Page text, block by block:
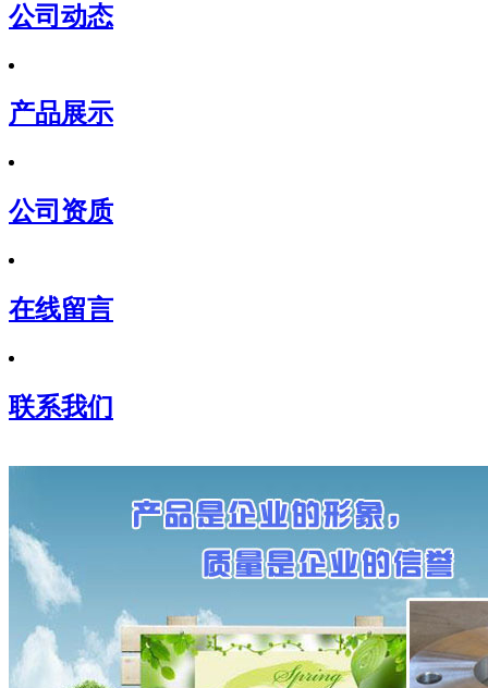
公司动态
产品展示
公司资质
在线留言
联系我们